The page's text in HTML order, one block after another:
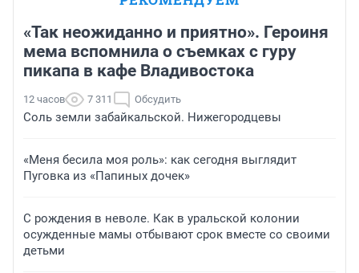
«Так неожиданно и приятно». Героиня
мема вспомнила о съемках с гуру
пикапа в кафе Владивостока
12 часов 7 311 Обсудить
Соль земли забайкальской. Нижегородцевы
«Меня бесила моя роль»: как сегодня выглядит
Пуговка из «Папиных дочек»
С рождения в неволе. Как в уральской колонии
осужденные мамы отбывают срок вместе со своими
детьми